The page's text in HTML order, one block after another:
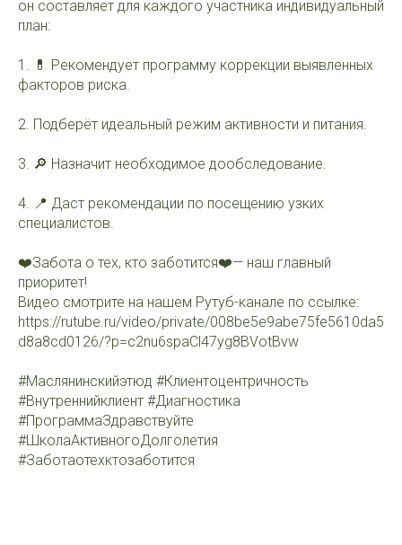
он составляет для каждого участника индивидуальный
план:
1. 💊 Рекомендует программу коррекции выявленных
факторов риска.
2. Подберёт идеальный режим активности и питания.
3. 🔎 Назначит необходимое дообследование.
4. 📍 Даст рекомендации по посещению узких
специалистов.
❤️Забота о тех, кто заботится❤️— наш главный
приоритет!
Видео смотрите на нашем Рутуб-канале по ссылке:
https://rutube.ru/video/private/008be5e9abe75fe5610da5
d8a8cd0126/?p=c2nu6spaCl47yg8BVotBvw
#Маслянинскийэтюд #Клиентоцентричность
#Внутреннийклиент #Диагностика
#ПрограммаЗдравствуйте
#ШколаАктивногоДолголетия
#Заботаотехктозаботится